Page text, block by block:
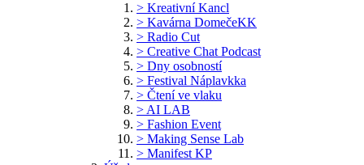
> Kreativní Kancl
> Kavárna DomečeKK
> Radio Cut
> Creative Chat Podcast
> Dny osobností
> Festival Náplavkka
> Čtení ve vlaku
> AI LAB
> Fashion Event
> Making Sense Lab
> Manifest KP